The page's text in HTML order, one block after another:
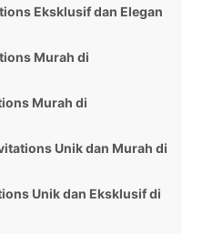
Eksklusif dan Elegan
Murah di
Murah di
Unik dan Murah di
Unik dan Eksklusif di